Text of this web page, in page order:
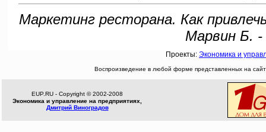
Маркетинг ресторана. Как
Марвин Б. -
Проекты: Экономика и
Воспроизведение в любой форме представленных на
EUP.RU - Copyright © 2002-2008
Экономика и управление на предприятиях,
Дмитрий Виноградов